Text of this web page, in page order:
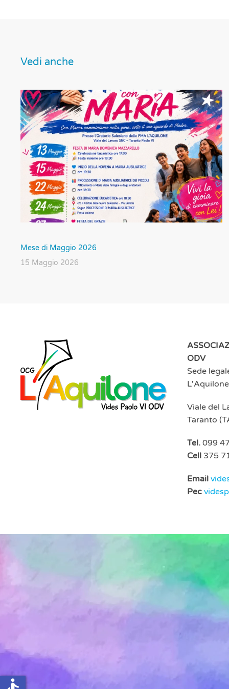
Vedi anche
Mese di Maggio 2026
15 Maggio 2026
ODV
Sede
L'Aquilone
Viale del
Taranto
Tel. 099
Cell 375
Email
Pec